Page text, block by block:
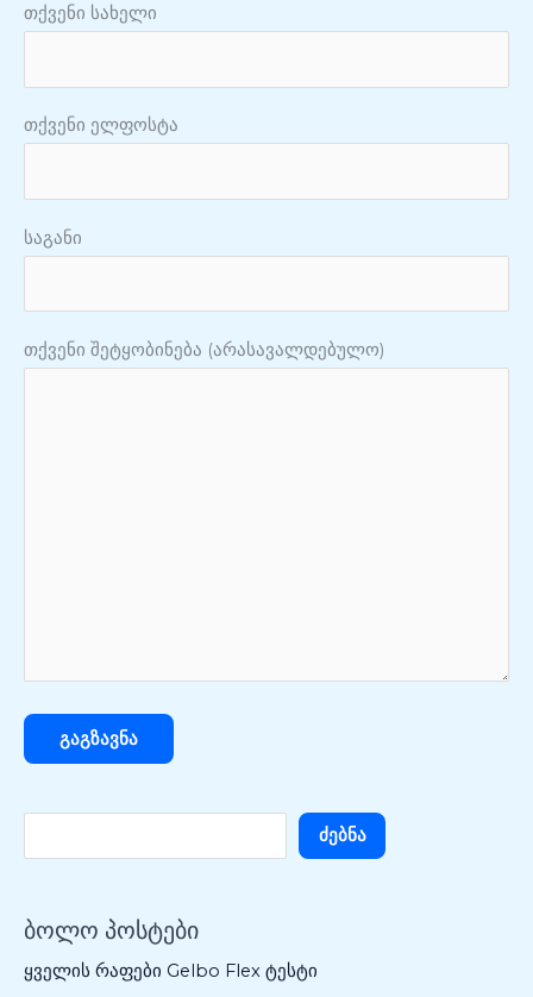
თქვენი სახელი
თქვენი ელფოსტა
საგანი
თქვენი შეტყობინება (არასავალდებულო)
Ძებნა
ბოლო პოსტები
ყველის რაფები Gelbo Flex ტესტი